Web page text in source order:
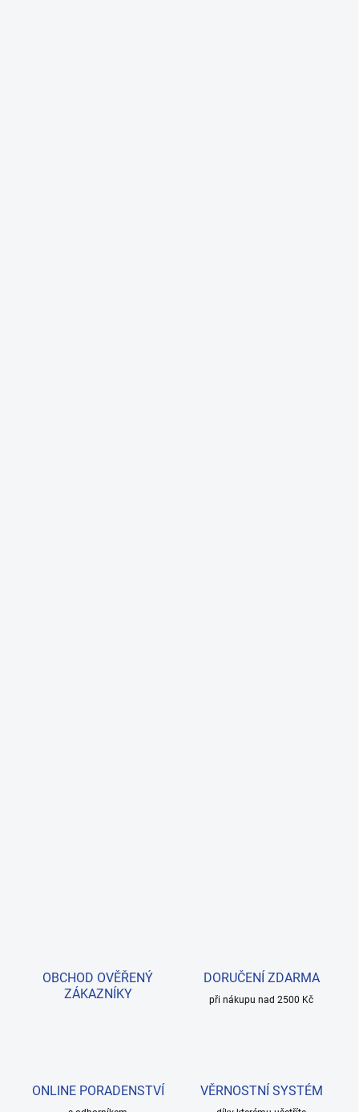
OBCHOD OVĚŘENÝ
ZÁKAZNÍKY
DORUČENÍ ZDARMA
při nákupu nad 2500 Kč
ONLINE PORADENSTVÍ VĚRNOSTNÍ SYSTÉM